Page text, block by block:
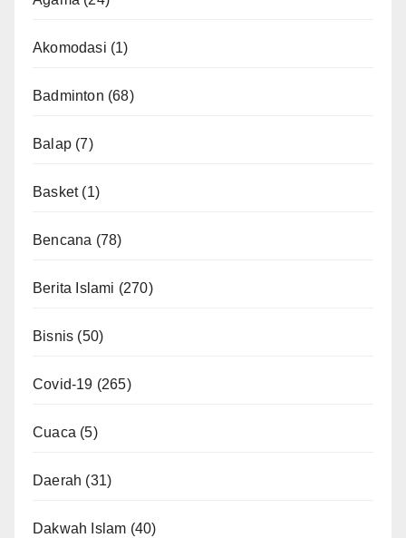
Akomodasi (1)
Badminton (68)
Balap (7)
Basket(1)
Bencana (78)
Berita Islami (270)
Bisnis (50)
Covid-19 (265)
Cuaca (5)
Daerah (31)
Dakwah Islam (40)